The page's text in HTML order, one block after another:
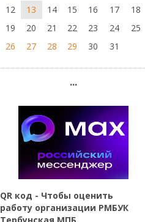
12
13 14 15 16 17
18
19
20 21 22 23 24
25
26
27 28 29 30 31
...
QR код - Чтобы оценить
работу организации РМБУК